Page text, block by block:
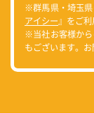
※群馬県・埼玉
アイシー』をご利
※当社お客様から
もございます。お